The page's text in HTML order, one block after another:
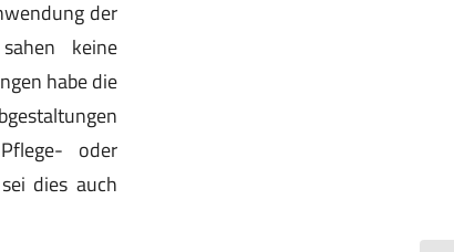
der
keine
habe die
oder
dies auch